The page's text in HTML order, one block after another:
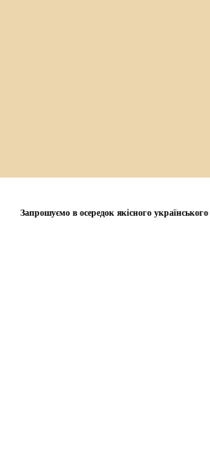
Запрошуємо в осередок якісного